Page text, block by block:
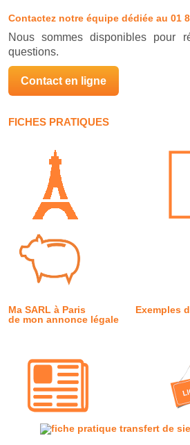
Contactez notre équipe dédiée au 01
Nous sommes disponibles pour
questions.
Contact en ligne
FICHES PRATIQUES
Ma SARL à Paris Exemples
de mon annonce légale